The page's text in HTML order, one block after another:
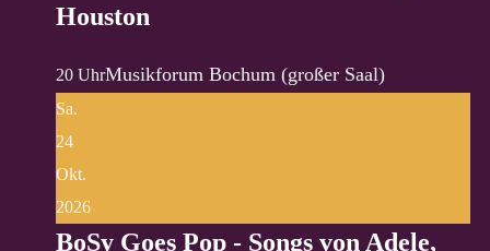
Houston
20 UhrMusikforum Bochum (großer Saal)
Sa.
24
Okt.
2026
BoSy Goes Pop - Songs von Adele,